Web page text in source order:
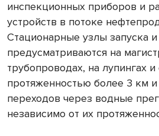
инспекционных приборов и
устройств в потоке
Стационарные узлы запуска
предусматриваются на
трубопроводах, на лупингах и
протяженностью более 3 км
переходов через водные
независимо от их